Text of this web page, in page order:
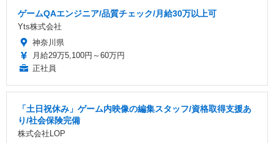
ゲームQAエンジニア/品質チェック/月給30万以上可
Yts株式会社
神奈川県
月給29万5,100円～60万円
正社員
「土日祝休み」ゲーム内映像の編集スタッフ/資格取得支援あ
り/社会保険完備
株式会社LOP